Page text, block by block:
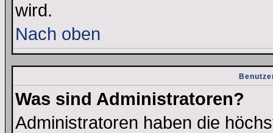
wird.
Nach oben
Was sind Administratoren?
Administratoren haben die